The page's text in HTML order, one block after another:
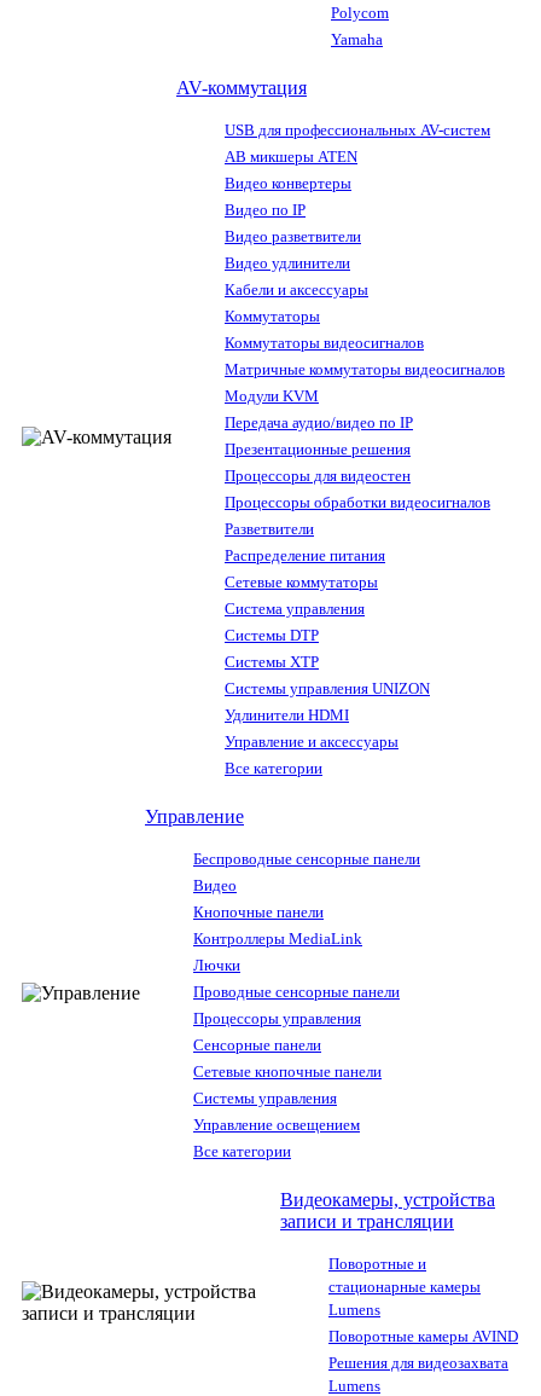
Polycom
Yamaha
AV-коммутация
USB для профессиональных AV-систем
АВ микшеры ATEN
Видео конвертеры
Видео по IP
Видео разветвители
Видео удлинители
Кабели и аксессуары
Коммутаторы
Коммутаторы видеосигналов
Матричные коммутаторы видеосигналов
Модули KVM
Передача аудио/видео по IP
Презентационные решения
Процессоры для видеостен
Процессоры обработки видеосигналов
Разветвители
Распределение питания
Сетевые коммутаторы
Система управления
Системы DTP
Системы XTP
Системы управления UNIZON
Удлинители HDMI
Управление и аксессуары
Все категории
Управление
Беспроводные сенсорные панели
Видео
Кнопочные панели
Контроллеры MediaLink
Лючки
Проводные сенсорные панели
Процессоры управления
Сенсорные панели
Сетевые кнопочные панели
Системы управления
Управление освещением
Все категории
Видеокамеры, устройства
записи и трансляции
Поворотные и
стационарные камеры
Lumens
Поворотные камеры AVIND
Решения для видеозахвата
Lumens